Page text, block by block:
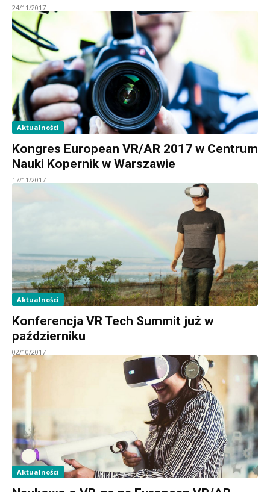
24/11/2017
Aktualności
Kongres European VR/AR 2017 w Centrum
Nauki Kopernik w Warszawie
17/11/2017
Aktualności
Konferencja VR Tech Summit już w
październiku
02/10/2017
Aktualności